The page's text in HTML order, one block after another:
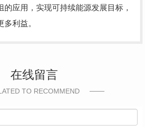
的应用，实现可持续能源发展目标，
利益。
在线留言
TO RECOMMEND